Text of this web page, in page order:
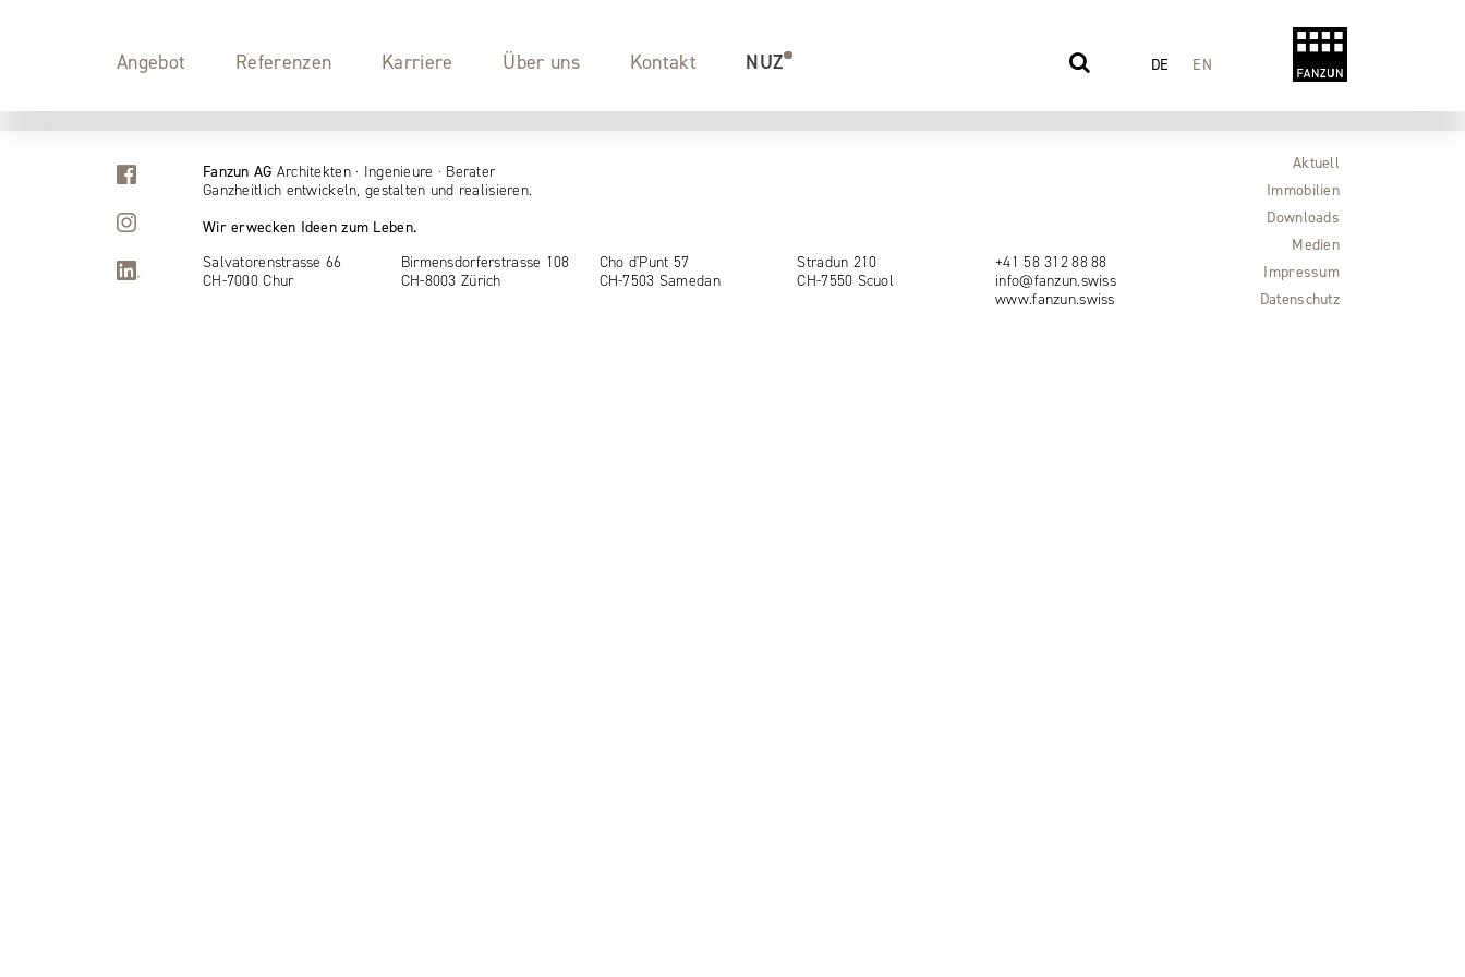
Angebot Referenzen Karriere Über uns Kontakt NUZ DE EN
Fanzun AG Architekten · Ingenieure · Berater
Ganzheitlich entwickeln, gestalten und realisieren.
Wir erwecken Ideen zum Leben.
Salvatorenstrasse 66
CH-7000 Chur
Birmensdorferstrasse 108
CH-8003 Zürich
Cho d'Punt 57
CH-7503 Samedan
Stradun 210
CH-7550 Scuol
+41 58 312 88 88
info@fanzun.swiss
www.fanzun.swiss
Aktuell
Immobilien
Downloads
Medien
Impressum
Datenschutz